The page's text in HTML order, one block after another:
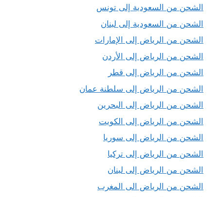
الشحن من السعودية إلى تونس
الشحن من السعودية إلى لبنان
الشحن من الرياض إلى الإمارات
الشحن من الرياض إلى الأردن
الشحن من الرياض إلى قطر
الشحن من الرياض إلى سلطنة عمان
الشحن من الرياض إلى البحرين
الشحن من الرياض إلى الكويت
الشحن من الرياض إلى سوريا
الشحن من الرياض إلى تركيا
الشحن من الرياض إلى لبنان
الشحن من الرياض الى المغرب